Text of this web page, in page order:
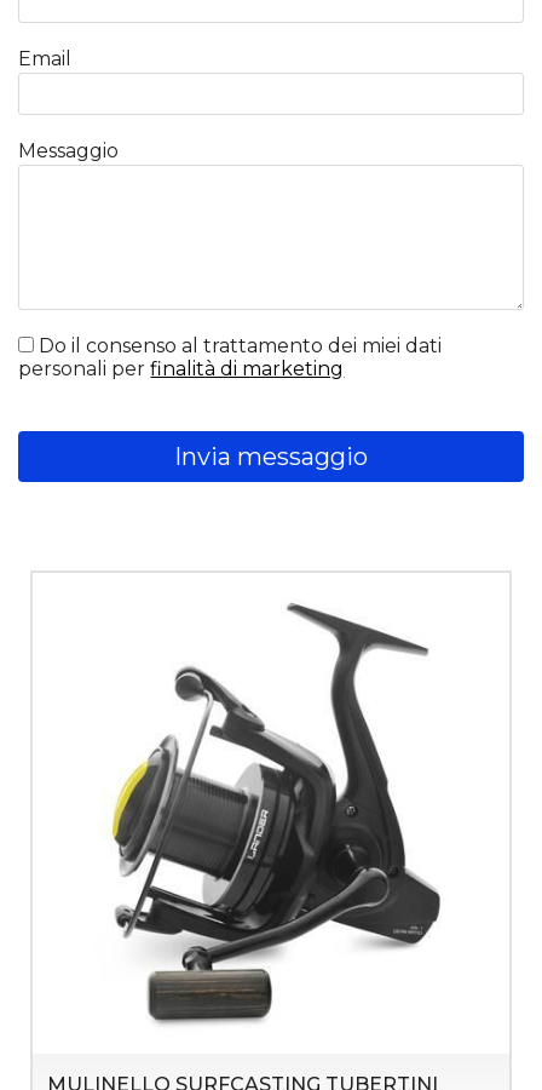
Email
Messaggio
Do il consenso al trattamento dei miei dati
personali perfinalità di marketing
Invia messaggio
MULINELLO SURFCASTING TUBERTINI